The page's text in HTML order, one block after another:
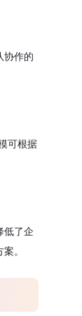
协作的
可根据
低了企
。